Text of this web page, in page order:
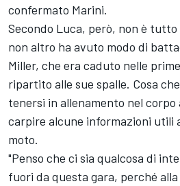
confermato Marini.
Secondo Luca, però, non è
non altro ha avuto modo di
Miller, che era caduto nelle
ripartito alle sue spalle. Cosa
tenersi in allenamento nel corpo
carpire alcune informazioni utili
moto.
"Penso che ci sia qualcosa di
fuori da questa gara, perché